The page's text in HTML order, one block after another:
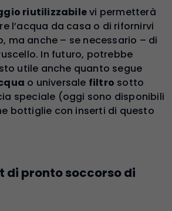
riutilizzabilevi permetterà
l’acqua da casa o di rifornirvi
ma anche – se necessario – di
In futuro, potrebbe
utile anche quanto segue
o universale filtro sotto
speciale (oggi sono disponibili
bottiglie con inserti di questo
di pronto soccorso di